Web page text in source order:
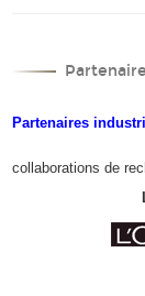
Partenaires
collaborations de